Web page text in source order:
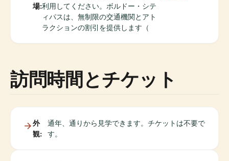
場:利用してください。ボルドー・シテ
ィパスは、無制限の交通機関とアト
ラクションの割引を提供します（
訪問時間とチケット
外
観:
通年、通りから見学できます。チケットは不要で
す。